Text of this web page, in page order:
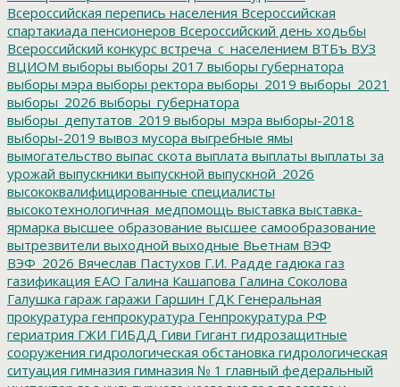
Всероссийская перепись населения Всероссийская
спартакиада пенсионеров Всероссийский день ходьбы
Всероссийский конкурс встреча_с_населением ВТБъ ВУЗ
ВЦИОМ выборы выборы 2017 выборы губернатора
выборы мэра выборы ректора выборы_2019 выборы_2021
выборы_2026 выборы_губернатора
выборы_депутатов_2019 выборы_мэра выборы-2018
выборы-2019 вывоз мусора выгребные ямы
вымогательство выпас скота выплата выплаты выплаты за
урожай выпускники выпускной выпускной_2026
высококвалифицированные специалисты
высокотехнологичная_медпомощь выставка выставка-
ярмарка высшее образование высшее самообразование
вытрезвители выходной выходные Вьетнам ВЭФ
ВЭФ_2026 Вячеслав Пастухов Г.И. Радде гадюка газ
газификация ЕАО Галина Кашапова Галина Соколова
Галушка гараж гаражи Гаршин ГДК Генеральная
прокуратура генпрокуратура Генпрокуратура РФ
гериатрия ГЖИ ГИБДД Гиви Гигант гидрозащитные
сооружения гидрологическая обстановка гидрологическая
ситуация гимназия гимназия № 1 главный федеральный